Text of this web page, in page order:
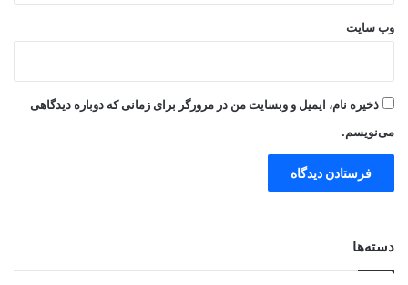
وب‌ سایت
ذخیره نام، ایمیل و وبسایت من در مرورگر برای زمانی که دوباره دیدگاهی
می‌نویسم.
دسته‌ها